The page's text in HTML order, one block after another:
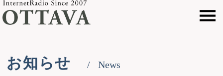
お知らせ News